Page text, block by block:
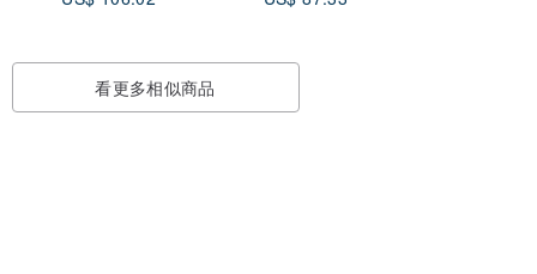
看更多相似商品